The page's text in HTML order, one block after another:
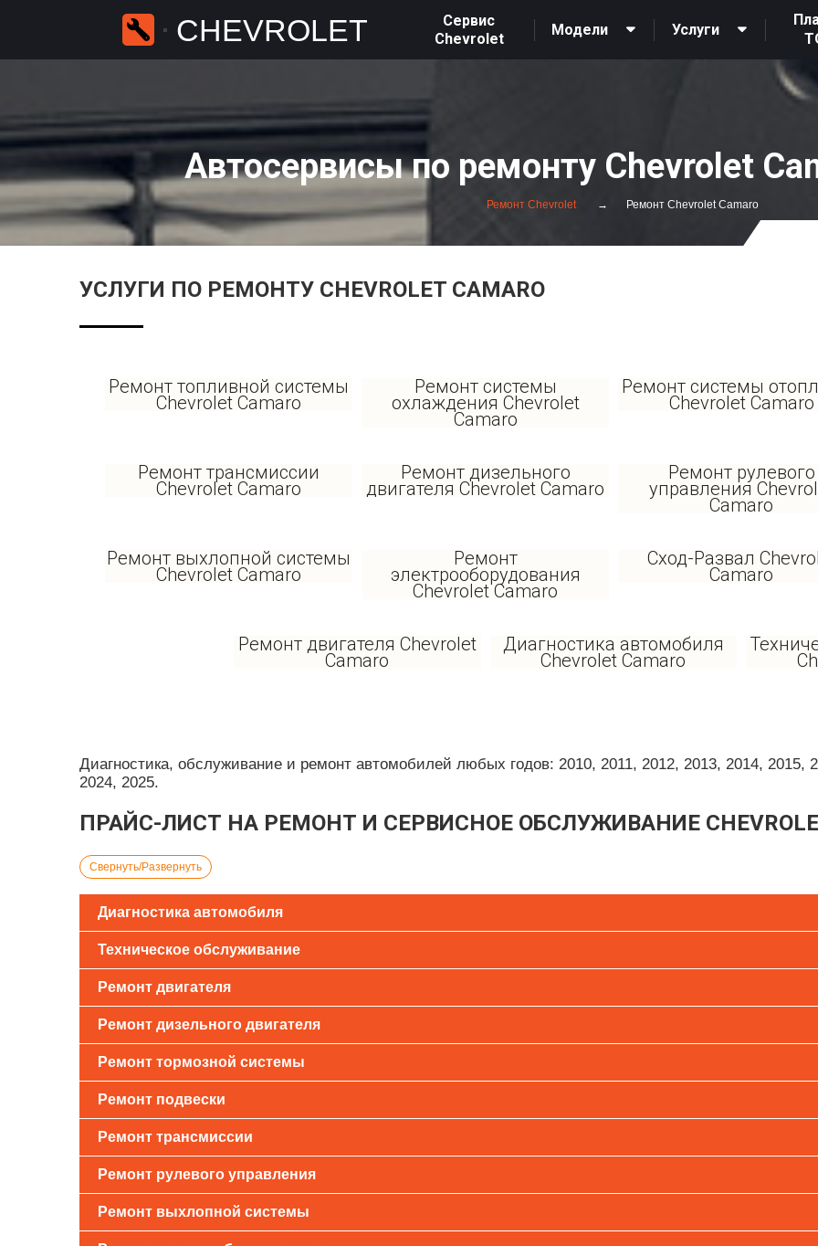
CHEVROLET
Сервис
Chevrolet
Модели Услуги
Автосервисы по ремонту Chevrolet
Ремонт Chevrolet Ремонт Chevrolet Camaro
УСЛУГИ ПО РЕМОНТУ CHEVROLET CAMARO
Ремонт топливной системы
Chevrolet Camaro
Ремонт системы
охлаждения Chevrolet
Camaro
Ремонт системы
Chevrolet Camaro
Ремонт трансмиссии
Chevrolet Camaro
Ремонт дизельного
двигателя Chevrolet Camaro
Ремонт рулевого
управления
Camaro
Ремонт выхлопной системы
Chevrolet Camaro
Ремонт
электрооборудования
Chevrolet Camaro
Сход-Развал
Camaro
Ремонт двигателя Chevrolet
Camaro
Диагностика автомобиля
Chevrolet Camaro
Диагностика, обслуживание и ремонт автомобилей любых годов: 2010, 2011, 2012, 2013, 2014, 2015,
2024, 2025.
ПРАЙС-ЛИСТ НА РЕМОНТ И СЕРВИСНОЕ ОБСЛУЖИВАНИЕ
Свернуть/Развернуть
Диагностика автомобиля
Техническое обслуживание
Ремонт двигателя
Ремонт дизельного двигателя
Ремонт тормозной системы
Ремонт подвески
Ремонт трансмиссии
Ремонт рулевого управления
Ремонт выхлопной системы